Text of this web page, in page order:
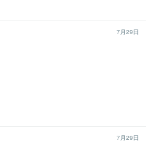
7月29日
7月29日